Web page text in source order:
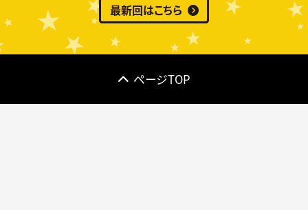
最新回はこちら
ページTOP